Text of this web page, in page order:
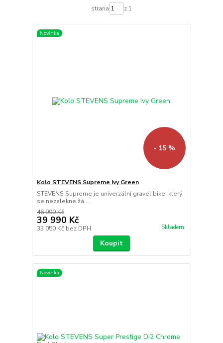
strana z 1
Novinka
- 15 %
Kolo STEVENS Supreme Ivy Green
STEVENS Supreme je univerzální gravel bike, který
se nezalekne žá...
46 990 Kč
39 990 Kč
33 050 Kč bez DPH Skladem
Koupit
Novinka